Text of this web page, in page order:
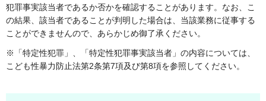
犯罪事実該当者であるか否かを確認することがあります。なお、こ
の結果、該当者であることが判明した場合は、当該業務に従事する
ことができませんので、あらかじめ御了承ください。
※「特定性犯罪」、「特定性犯罪事実該当者」の内容については、
こども性暴力防止法第2条第7項及び第8項を参照してください。